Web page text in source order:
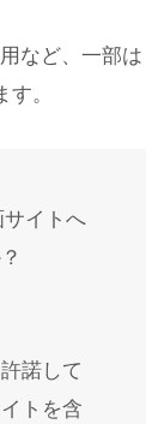
など、一部は
。
イトへ
諾して
トを含